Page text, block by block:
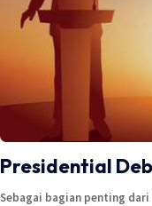
Presidential
Sebagai bagian penting